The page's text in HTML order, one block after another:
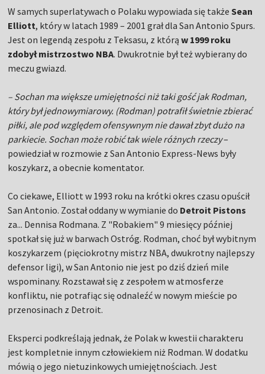
W samych superlatywach o Polaku wypowiada się takżeSean
Elliott, który w latach 1989 – 2001 grał dla San Antonio Spurs.
Jest on legendą zespołu z Teksasu, z którąw 1999 roku
zdobył mistrzostwo NBA. Dwukrotnie był też wybierany do
meczu gwiazd.
– Sochan ma większe umiejętności niż taki gość jak Rodman,
który był jednowymiarowy. (Rodman) potrafił świetnie zbierać
piłki, ale pod względem ofensywnym nie dawał zbyt dużo na
parkiecie. Sochan może robić tak wiele różnych rzeczy–
powiedział w rozmowie z San Antonio Express-News były
koszykarz, a obecnie komentator.
Co ciekawe, Elliott w 1993 roku na krótki okres czasu opuścił
San Antonio. Został oddany w wymianie do Detroit Pistons
za... Dennisa Rodmana. Z "Robakiem" 9 miesięcy później
spotkał się już w barwach Ostróg. Rodman, choć był wybitnym
koszykarzem (pięciokrotny mistrz NBA, dwukrotny najlepszy
defensor ligi), w San Antonio nie jest po dziś dzień mile
wspominany. Rozstawał się z zespołem w atmosferze
konfliktu, nie potrafiąc się odnaleźć w nowym mieście po
przenosinach z Detroit.
Eksperci podkreślają jednak, że Polak w kwestii charakteru
jest kompletnie innym człowiekiem niż Rodman. W dodatku
mówią o jego nietuzinkowych umiejętnościach. Jest